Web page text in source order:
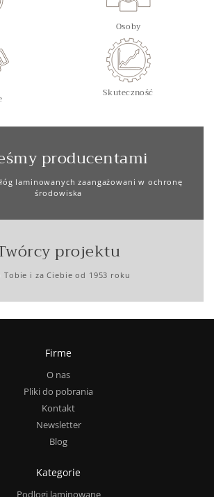
Osoby
Skuteczność
producentami
laminowanych zaangażowani w ochronę
środowiska
projektu
Tobie i za Ciebie od 1953 roku
Firme
O nas
Pliki do pobrania
Kontakt
Newsletter
Blog
Kategorie